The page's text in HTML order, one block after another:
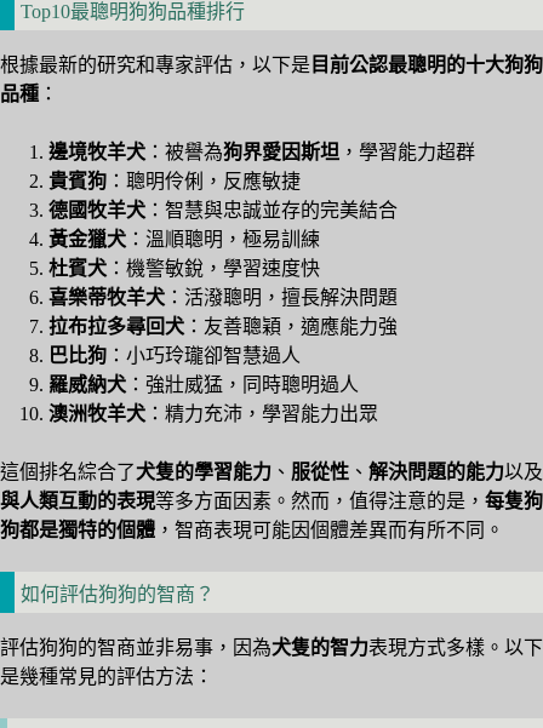
Top10最聰明狗狗品種排行
根據最新的研究和專家評估，以下是 目前公認最聰明的十大狗狗
品種 ：
邊境牧羊犬 ：被譽為狗界愛因斯坦 ，學習能力超群
貴賓狗 ：聰明伶俐，反應敏捷
德國牧羊犬 ：智慧與忠誠並存的完美結合
黃金獵犬 ：溫順聰明，極易訓練
杜賓犬 ：機警敏銳，學習速度快
喜樂蒂牧羊犬 ：活潑聰明，擅長解決問題
拉布拉多尋回犬 ：友善聰穎，適應能力強
巴比狗 ：小巧玲瓏卻智慧過人
羅威納犬 ：強壯威猛，同時聰明過人
澳洲牧羊犬 ：精力充沛，學習能力出眾
這個排名綜合了犬隻的學習能力 、 服從性 、 解決問題的能力以及
與人類互動的表現等多方面因素。然而，值得注意的是， 每隻狗
狗都是獨特的個體 ，智商表現可能因個體差異而有所不同。
如何評估狗狗的智商？
評估狗狗的智商並非易事，因為犬隻的智力表現方式多樣。以下
是幾種常見的評估方法：